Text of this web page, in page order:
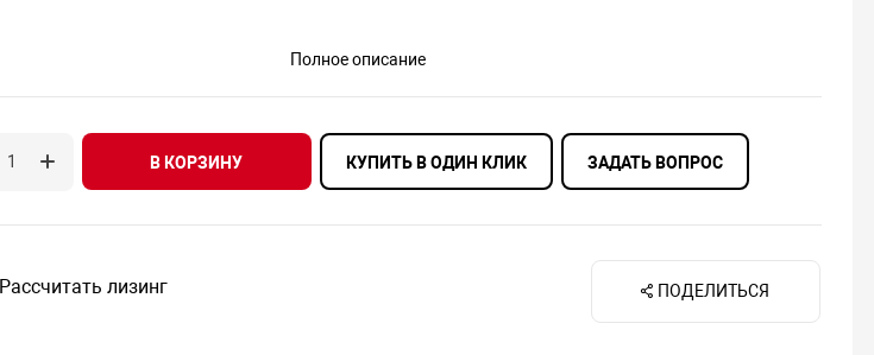
Полное описание
В КОРЗИНУ КУПИТЬ В ОДИН КЛИК ЗАДАТЬ ВОПРОС
Рассчитать лизинг ПОДЕЛИТЬСЯ